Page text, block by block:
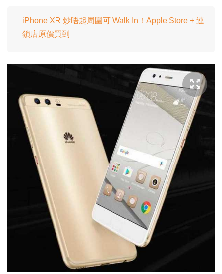
iPhone XR 炒唔起周圍可 Walk In！Apple Store + 連
鎖店原價買到